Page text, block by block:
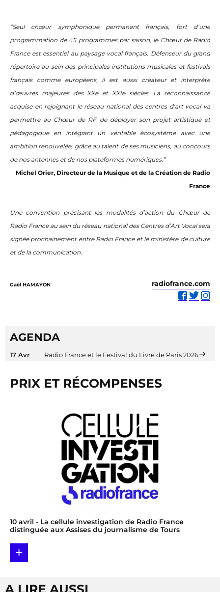
“Seul chœur symphonique permanent français, fort d’une
programmation de 45 programmes par saison, le Chœur de Radio
France est essentiel au paysage vocal français. Défenseur du grand
répertoire au sein des principales institutions musicales et festivals
français comme européens, il est aussi créateur et interprète
d’œuvres majeures des XXe et XXIe siècles. La reconnaissance
acquise en rejoignant le réseau national des centres d’art vocal va
permettre au Chœur de RF de déployer son projet artistique et
pédagogique en intégrant un véritable écosystème avec une
ambition renouvelée, grâce au talent de ses musiciens, au concours
de nos antennes et de nos plateformes numériques.”
Michel Orier, Directeur de la Musique et de la Création de Radio
France
Une convention précisant les modalités d’action du Chœur de
Radio France au sein du réseau national des Centres d’Art Vocal sera
signée prochainement entre Radio France et le ministère de culture
et de la communication.
Gaël HAMAYON
-
radiofrance.com
AGENDA
17 Avr Radio France et le Festival du Livre de Paris 2026
PRIX ET RÉCOMPENSES
10 avril - La cellule investigation de Radio France
distinguée aux Assises du journalisme de Tours
+